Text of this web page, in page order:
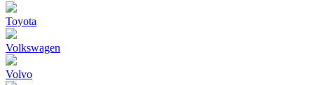
Toyota
Volkswagen
Volvo